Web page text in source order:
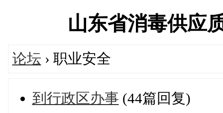
山东省消毒供应
论坛 › 职业安全
到行政区办事 (44篇回复)